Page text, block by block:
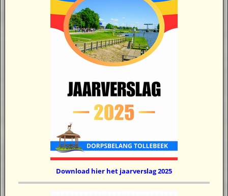
Download hier het jaarverslag 2025